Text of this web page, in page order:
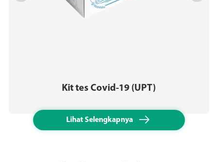
Kit tes Covid-19 (UPT)
Lihat Selengkapnya 